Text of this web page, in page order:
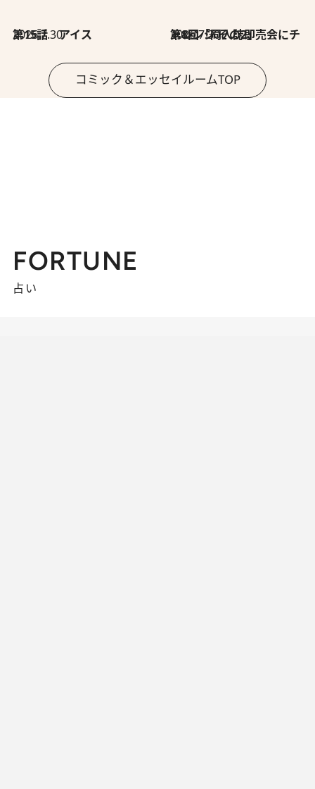
2026.7.30
第15話 アイス 2026.7.30
第8回「同人誌即売会にチャレンジ その2」
コミック＆エッセイルームTOP
FORTUNE
占い